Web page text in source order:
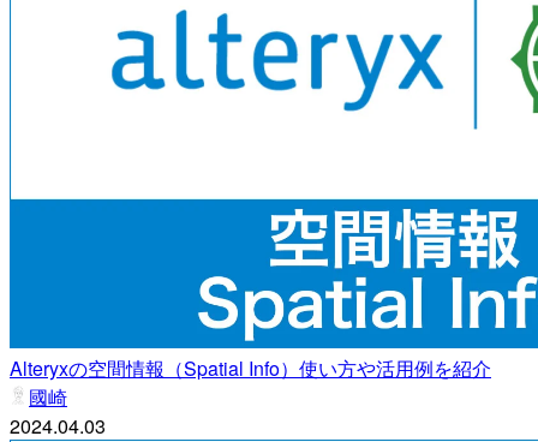
Alteryxの空間情報（Spatial Info）使い方や活用例を紹介
國崎
2024.04.03